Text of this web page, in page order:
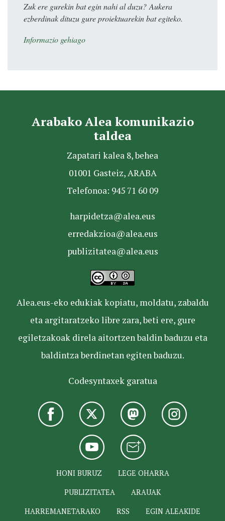
Zuk ere gurekin bat egin nahi al duzu? Aukera
ezberdinak dituzu gure proiektuarekin bat egiteko.
Informazio gehiago
Arabako Alea komunikazio
taldea
Zapatari kalea 8, behea
01001 Gasteiz, ARABA
Telefonoa: 945 71 60 09
harpidetza@alea.eus
erredakzioa@alea.eus
publizitatea@alea.eus
Alea.eus-eko edukiak kopiatu, moldatu, zabaldu
eta argitaratzeko libre zara, beti ere, gure
egiletzakoak direla aitortzen baldin baduzu eta
baldintza berdinetan egiten baduzu.
Codesyntaxek garatua
HONI BURUZ
LEGE OHARRA
PUBLIZITATEA
ARAUAK
HARREMANETARAKO
RSS EGIN ALEAKIDE